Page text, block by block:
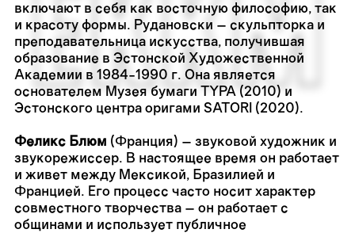
включают в себя как восточную философию, так
и красоту формы. Рудановски – скульпторка и
преподавательница искусства, получившая
образование в Эстонской Художественной
Академии в 1984-1990 г. Она является
основателем Музея бумаги TYPA (2010) и
Эстонского центра оригами SATORI (2020).
Феликс Блюм (Франция) – звуковой художник и
звукорежиссер. В настоящее время он работает
и живет между Мексикой, Бразилией и
Францией. Его процесс часто носит характер
совместного творчества – он работает с
общинами и использует публичное